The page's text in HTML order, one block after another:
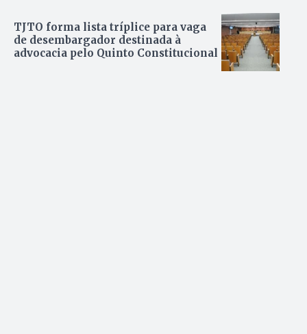
TJTO forma lista tríplice para vaga
de desembargador destinada à
advocacia pelo Quinto Constitucional